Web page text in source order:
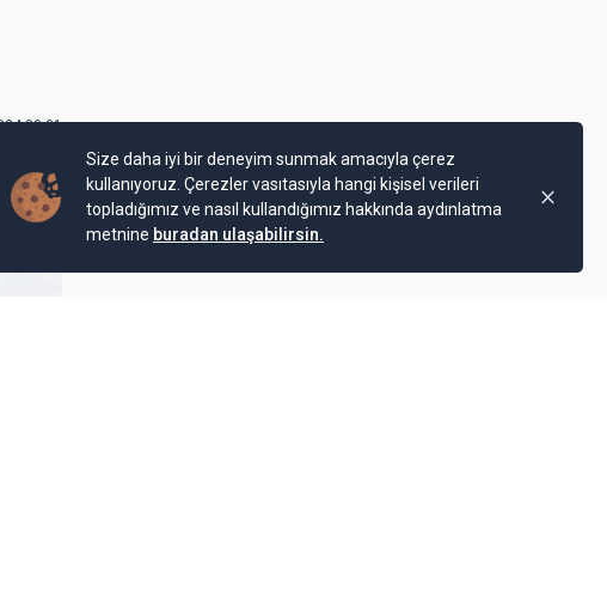
00:01
Size daha iyi bir deneyim sunmak amacıyla çerez
kullanıyoruz. Çerezler vasıtasıyla hangi kişisel verileri
topladığımız ve nasıl kullandığımız hakkında aydınlatma
metnine buradan ulaşabilirsin.